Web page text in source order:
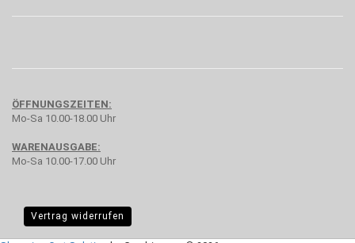
ÖFFNUNGSZEITEN:
Mo-Sa 10.00-18.00 Uhr
WARENAUSGABE:
Mo-Sa 10.00-17.00 Uhr
Vertrag widerrufen